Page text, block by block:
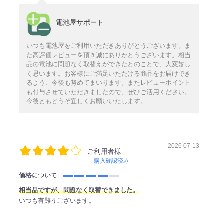
電池屋サポート
いつも電池屋をご利用いただきありがとうございます。ま
た高評価レビューを頂き誠にありがとうございます。相当
品の電池に問題なく取替えができたとのことで、大変嬉し
く思います。お客様にご満足いただける商品をお届けでき
るよう、今後も努めてまいります。またレビューポイント
も付与させていただきましたので、ぜひご活用ください。
今後ともどうぞ宜しくお願いいたします。
ご利用者様
購入確認済み
2026-07-13
価格について
相当品ですが、問題なく取替できました。
いつも有難うございます。